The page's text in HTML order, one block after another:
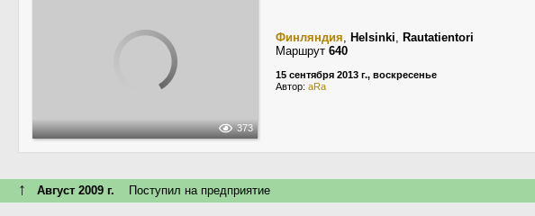
373
Финляндия, Helsinki, Rautatientori
Маршрут 640
15 сентября 2013 г., воскресенье
Автор: aRa
↑ Август 2009 г. Поступил на предприятие